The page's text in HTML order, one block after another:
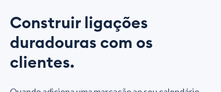
Construir ligações
duradouras com os
clientes.